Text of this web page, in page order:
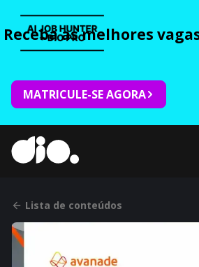
Receba as melhores
MATRICULE-SE AGORA
Lista de conteúdos